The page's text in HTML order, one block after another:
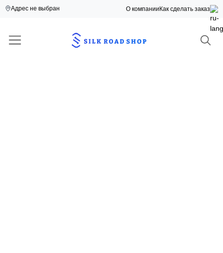
Адрес не выбран О компании Как сделать заказ